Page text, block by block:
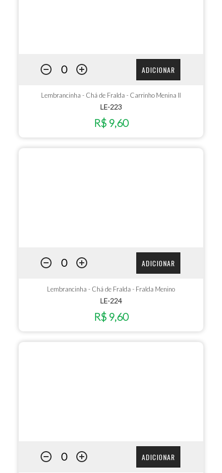
ADICIONAR
Lembrancinha - Chá de Fralda - Carrinho Menina II
LE-223
R$ 9,60
ADICIONAR
Lembrancinha - Chá de Fralda - Fralda Menino
LE-224
R$ 9,60
ADICIONAR